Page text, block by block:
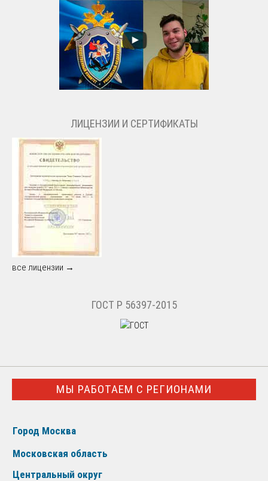
ЛИЦЕНЗИИ И СЕРТИФИКАТЫ
все лицензии →
ГОСТ Р 56397-2015
МЫ РАБОТАЕМ С РЕГИОНАМИ
Город Москва
Московская область
Центральный округ